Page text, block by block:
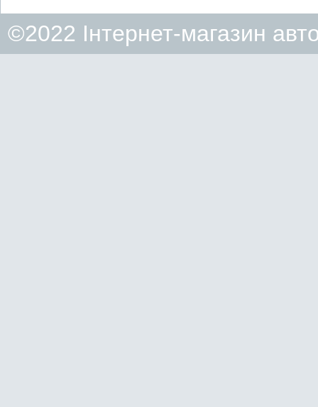
©2022 Інтернет-магазин